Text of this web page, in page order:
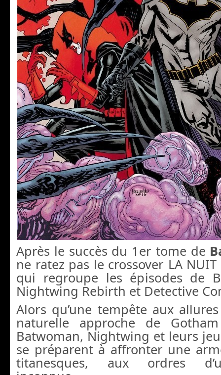
Après le succès du 1er tome de
ne ratez pas le crossover LA NUIT
qui regroupe les épisodes de
Nightwing Rebirth et Detective
Alors qu’une tempête aux
naturelle approche de
Batwoman, Nightwing et leurs
se préparent à affronter une
titanesques, aux ordres